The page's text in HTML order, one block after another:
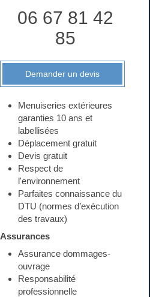
06 67 81 42
85
Demander un devis
Menuiseries extérieures
garanties 10 ans et
labellisées
Déplacement gratuit
Devis gratuit
Respect de
l'environnement
Parfaites connaissance du
DTU (normes d’exécution
des travaux)
Assurances
Assurance dommages-
ouvrage
Responsabilité
professionnelle